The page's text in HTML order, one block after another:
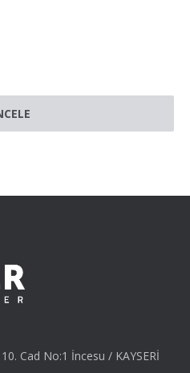
Cad No:1 İncesu / KAYSERİ